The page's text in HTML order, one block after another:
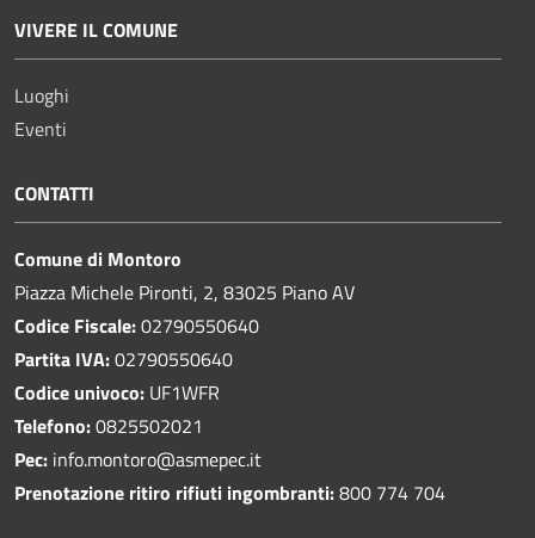
VIVERE IL COMUNE
Luoghi
Eventi
CONTATTI
Comune di Montoro
Piazza Michele Pironti, 2, 83025 Piano AV
Codice Fiscale:02790550640
Partita IVA:02790550640
Codice univoco: UF1WFR
Telefono:0825502021
Pec: info.montoro@asmepec.it
Prenotazione ritiro rifiuti ingombranti:800 774 704